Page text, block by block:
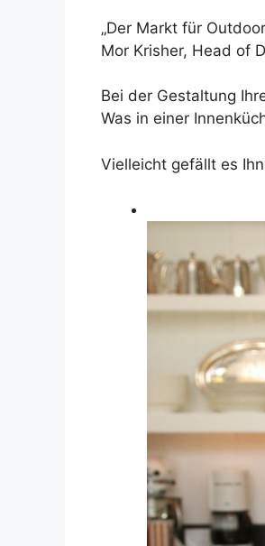
„Der Markt für
Mor Krisher, Head of
Bei der Gestaltung
Was in einer
Vielleicht gefällt es